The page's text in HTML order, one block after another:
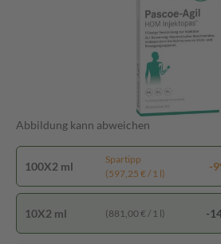
Abbildung kann abweichen
100X2 ml
Spartipp
(597,25 € / 1 l)
-
10X2 ml (881,00 € / 1 l) -